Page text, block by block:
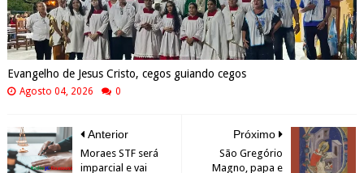
Evangelho de Jesus Cristo, cegos guiando cegos
Agosto 04, 2026 0
Próximo
São Gregório
Magno, papa e
Anterior
Moraes STF será
imparcial e vai